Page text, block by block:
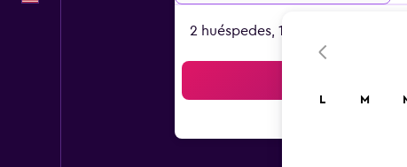
2 huéspedes, 1 habitación
L M